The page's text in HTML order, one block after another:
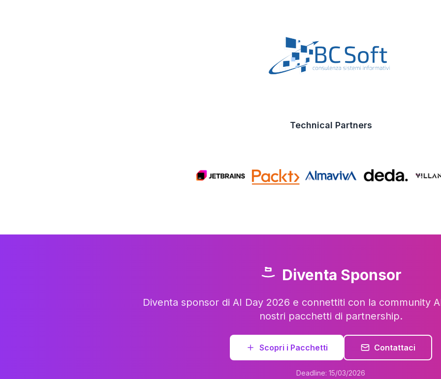
Technical Partners
Diventa Sponsor
Diventa sponsor di AI Day 2026 e connettiti con la community
nostri pacchetti di partnership.
Scopri i Pacchetti Contattaci
Deadline: 15/03/2026